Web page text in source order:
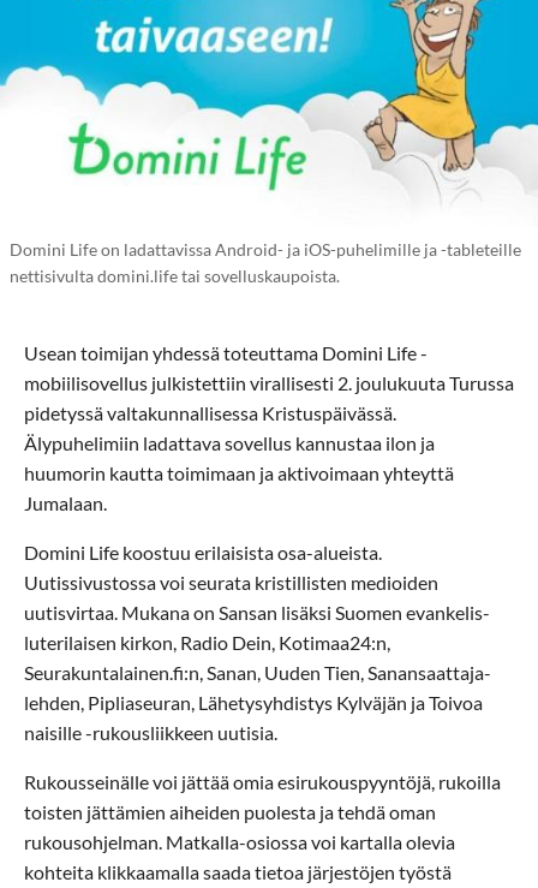
Domini Life on ladattavissa Android- ja iOS-puhelimille ja -tableteille
nettisivulta domini.life tai sovelluskaupoista.
Usean toimijan yhdessä toteuttama Domini Life -
mobiilisovellus julkistettiin virallisesti 2. joulukuuta Turussa
pidetyssä valtakunnallisessa Kristuspäivässä.
Älypuhelimiin ladattava sovellus kannustaa ilon ja
huumorin kautta toimimaan ja aktivoimaan yhteyttä
Jumalaan.
Domini Life koostuu erilaisista osa-alueista.
Uutissivustossa voi seurata kristillisten medioiden
uutisvirtaa. Mukana on Sansan lisäksi Suomen evankelis-
luterilaisen kirkon, Radio Dein, Kotimaa24:n,
Seurakuntalainen.fi:n, Sanan, Uuden Tien, Sanansaattaja-
lehden, Pipliaseuran, Lähetysyhdistys Kylväjän ja Toivoa
naisille -rukousliikkeen uutisia.
Rukousseinälle voi jättää omia esirukouspyyntöjä, rukoilla
toisten jättämien aiheiden puolesta ja tehdä oman
rukousohjelman. Matkalla-osiossa voi kartalla olevia
kohteita klikkaamalla saada tietoa järjestöjen työstä